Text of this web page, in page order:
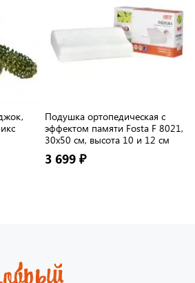
Подушка ортопедическая с
эффектом памяти Fosta F 8021,
30х50 см, высота 10 и 12 см
3 699 ₽